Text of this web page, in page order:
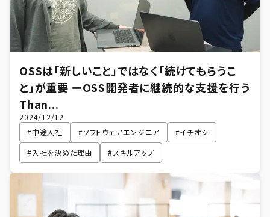
OSSは「新しいこと」ではなく「続けてもらうこ
と」が重要 ーOSS開発者に継続的な支援を行う
Than...
2024/12/12
#中途入社 #ソフトウェアエンジニア #イチオシ
#入社を決めた理由 #スキルアップ